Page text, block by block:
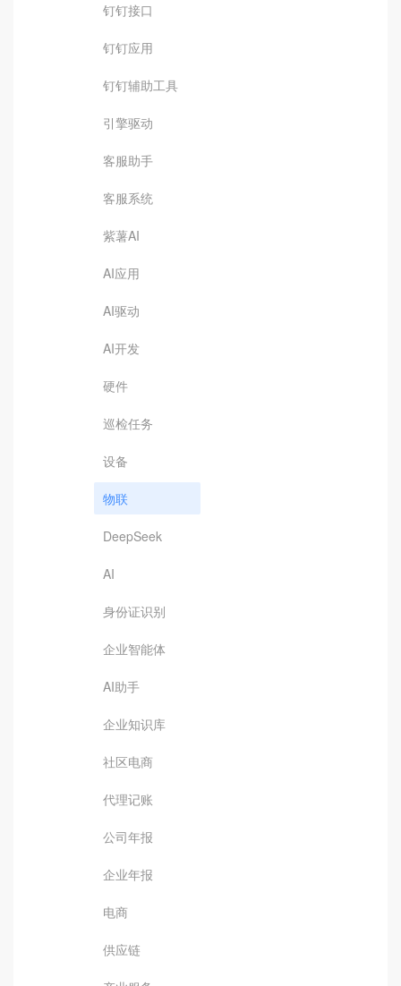
钉钉接口
钉钉应用
钉钉辅助工具
引擎驱动
客服助手
客服系统
紫薯AI
AI应用
AI驱动
AI开发
硬件
巡检任务
设备
物联
DeepSeek
AI
身份证识别
企业智能体
AI助手
企业知识库
社区电商
代理记账
公司年报
企业年报
电商
供应链